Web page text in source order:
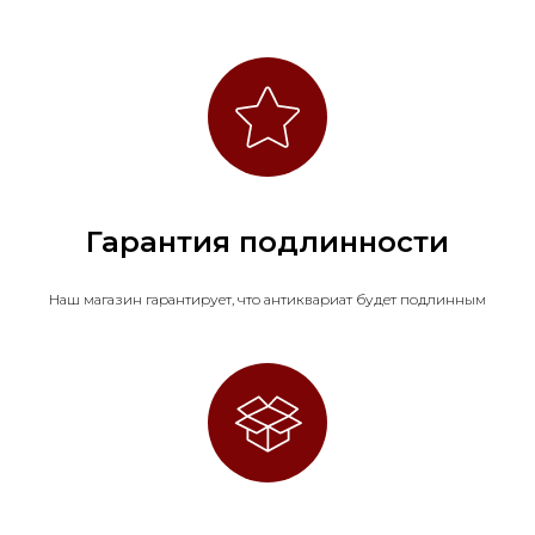
Гарантия подлинности
Наш магазин гарантирует, что антиквариат будет подлинным